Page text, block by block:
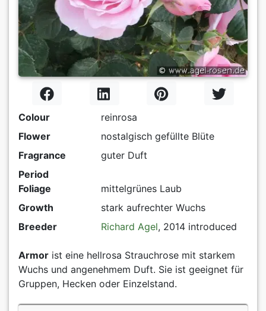
Colour
reinrosa
Flower
nostalgisch gefüllte Blüte
Fragrance
guter Duft
Period
Foliage
mittelgrünes Laub
Growth
stark aufrechter Wuchs
Breeder
Richard Agel, 2014 introduced
Armor ist eine hellrosa Strauchrose mit starkem
Wuchs und angenehmem Duft. Sie ist geeignet für
Gruppen, Hecken oder Einzelstand.